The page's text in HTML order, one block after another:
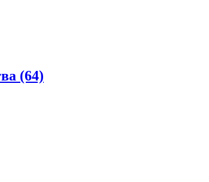
(64)